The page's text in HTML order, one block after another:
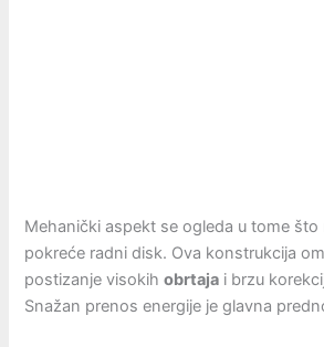
Mehanički aspekt se ogleda u tome
pokreće radni disk. Ova konstrukcija
postizanje visokihobrtaja i brzu
Snažan prenos energije je glavna